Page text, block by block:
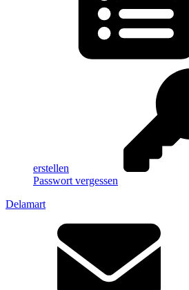
erstellen
Passwort vergessen
Delamart